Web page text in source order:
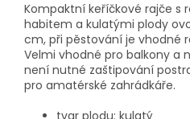
Kompaktní keříčkové rajče s
habitem a kulatými plody
cm, při pěstování je vhodné
Velmi vhodné pro balkony a
není nutné zaštipování
pro amatérské zahrádkáře.